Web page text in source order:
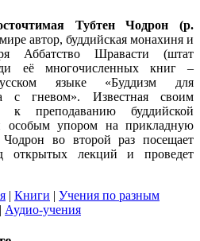
Тубтен Чодрон (р.
автор, буддийская монахиня и
Аббатство Шравасти (штат
её многочисленных книг –
языке «Буддизм для
с гневом». Известная своим
к преподаванию буддийской
упором на прикладную
Чодрон во второй раз посещает
открытых лекций и проведет
| Книги | Учения по разным
| Аудио-учения